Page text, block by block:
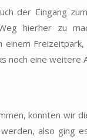
der Eingang
hierher zu
einem
noch eine weitere
konnten wir
also ging